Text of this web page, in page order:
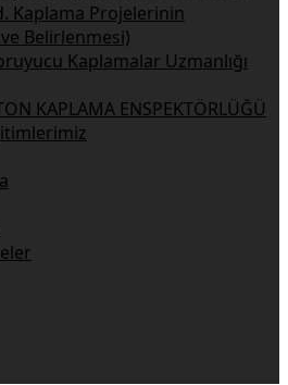
Kaplama Projelerinin
Belirlenmesi)
Kaplamalar Uzmanlığı
KAPLAMA ENSPEKTÖRLÜĞÜ